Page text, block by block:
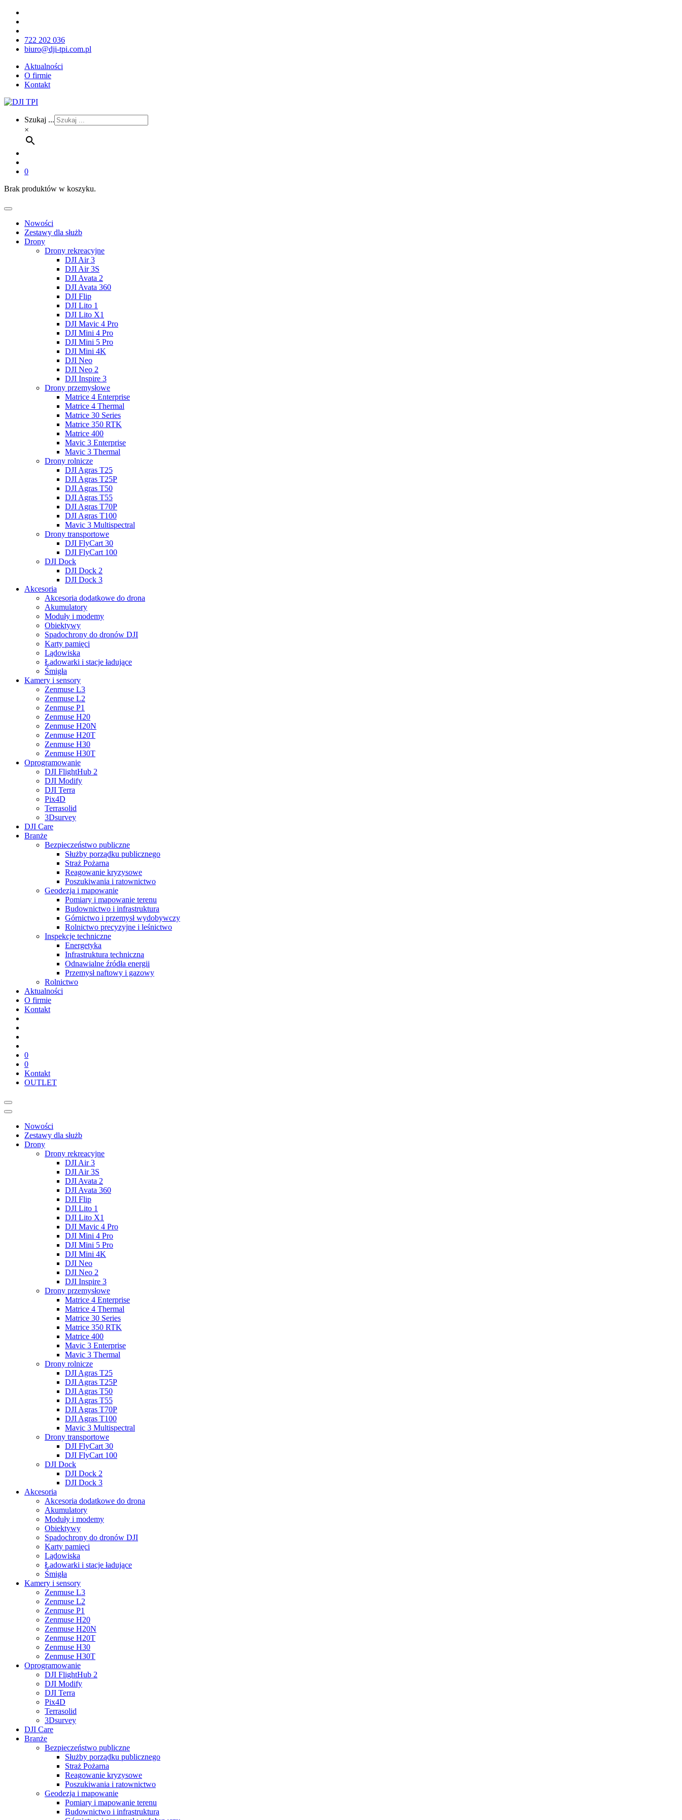
722 202 036
biuro@dji-tpi.com.pl
Aktualności
O firmie
Kontakt
Szukaj ...
×
0
Brak produktów w koszyku.
Nowości
Zestawy dla służb
Drony
Drony rekreacyjne
DJI Air 3
DJI Air 3S
DJI Avata 2
DJI Avata 360
DJI Flip
DJI Lito 1
DJI Lito X1
DJI Mavic 4 Pro
DJI Mini 4 Pro
DJI Mini 5 Pro
DJI Mini 4K
DJI Neo
DJI Neo 2
DJI Inspire 3
Drony przemysłowe
Matrice 4 Enterprise
Matrice 4 Thermal
Matrice 30 Series
Matrice 350 RTK
Matrice 400
Mavic 3 Enterprise
Mavic 3 Thermal
Drony rolnicze
DJI Agras T25
DJI Agras T25P
DJI Agras T50
DJI Agras T55
DJI Agras T70P
DJI Agras T100
Mavic 3 Multispectral
Drony transportowe
DJI FlyCart 30
DJI FlyCart 100
DJI Dock
DJI Dock 2
DJI Dock 3
Akcesoria
Akcesoria dodatkowe do drona
Akumulatory
Moduły i modemy
Obiektywy
Spadochrony do dronów DJI
Karty pamięci
Lądowiska
Ładowarki i stacje ładujące
Śmigła
Kamery i sensory
Zenmuse L3
Zenmuse L2
Zenmuse P1
Zenmuse H20
Zenmuse H20N
Zenmuse H20T
Zenmuse H30
Zenmuse H30T
Oprogramowanie
DJI FlightHub 2
DJI Modify
DJI Terra
Pix4D
Terrasolid
3Dsurvey
DJI Care
Branże
Bezpieczeństwo publiczne
Służby porządku publicznego
Straż Pożarna
Reagowanie kryzysowe
Poszukiwania i ratownictwo
Geodezja i mapowanie
Pomiary i mapowanie terenu
Budownictwo i infrastruktura
Górnictwo i przemysł wydobywczy
Rolnictwo precyzyjne i leśnictwo
Inspekcje techniczne
Energetyka
Infrastruktura techniczna
Odnawialne źródła energii
Przemysł naftowy i gazowy
Rolnictwo
Aktualności
O firmie
Kontakt
0
0
Kontakt
OUTLET
Nowości
Zestawy dla służb
Drony
Drony rekreacyjne
DJI Air 3
DJI Air 3S
DJI Avata 2
DJI Avata 360
DJI Flip
DJI Lito 1
DJI Lito X1
DJI Mavic 4 Pro
DJI Mini 4 Pro
DJI Mini 5 Pro
DJI Mini 4K
DJI Neo
DJI Neo 2
DJI Inspire 3
Drony przemysłowe
Matrice 4 Enterprise
Matrice 4 Thermal
Matrice 30 Series
Matrice 350 RTK
Matrice 400
Mavic 3 Enterprise
Mavic 3 Thermal
Drony rolnicze
DJI Agras T25
DJI Agras T25P
DJI Agras T50
DJI Agras T55
DJI Agras T70P
DJI Agras T100
Mavic 3 Multispectral
Drony transportowe
DJI FlyCart 30
DJI FlyCart 100
DJI Dock
DJI Dock 2
DJI Dock 3
Akcesoria
Akcesoria dodatkowe do drona
Akumulatory
Moduły i modemy
Obiektywy
Spadochrony do dronów DJI
Karty pamięci
Lądowiska
Ładowarki i stacje ładujące
Śmigła
Kamery i sensory
Zenmuse L3
Zenmuse L2
Zenmuse P1
Zenmuse H20
Zenmuse H20N
Zenmuse H20T
Zenmuse H30
Zenmuse H30T
Oprogramowanie
DJI FlightHub 2
DJI Modify
DJI Terra
Pix4D
Terrasolid
3Dsurvey
DJI Care
Branże
Bezpieczeństwo publiczne
Służby porządku publicznego
Straż Pożarna
Reagowanie kryzysowe
Poszukiwania i ratownictwo
Geodezja i mapowanie
Pomiary i mapowanie terenu
Budownictwo i infrastruktura